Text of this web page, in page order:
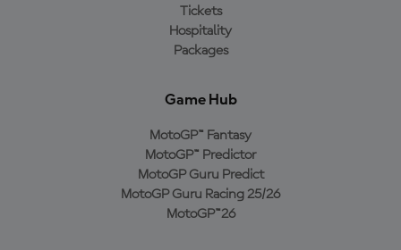
Tickets
Hospitality
Packages
Game Hub
MotoGP™ Fantasy
MotoGP™ Predictor
MotoGP Guru Predict
MotoGP Guru Racing 25/26
MotoGP™26